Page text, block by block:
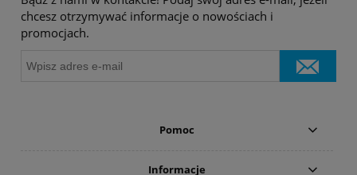
chcesz otrzymywać informacje o nowościach i
promocjach.
Pomoc
Informacje